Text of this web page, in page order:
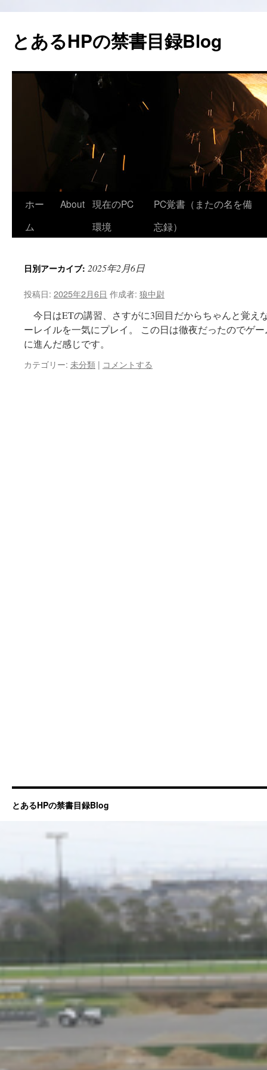
テ
ン
へ
とあるHPの禁書目録Blog
ホー
ム
About 現在のPC
環境
PC覚書（またの名を備
忘録）
日別アーカイブ: 2025年2月6日
投稿日: 2025年2月6日 作成者: 狼中尉
今日はETの講習、さすがに3回目だからちゃんと覚え
ーレイルを一気にプレイ。 この日は徹夜だったのでゲ
に進んだ感じです。
カテゴリー: 未分類 | コメントする
とあるHPの禁書目録Blog